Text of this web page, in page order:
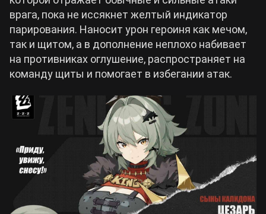
врага, пока не иссякнет желтый индикатор
парирования. Наносит урон героиня как мечом,
так и щитом, а в дополнение неплохо набивает
на противниках оглушение, распространяет на
команду щиты и помогает в избегании атак.